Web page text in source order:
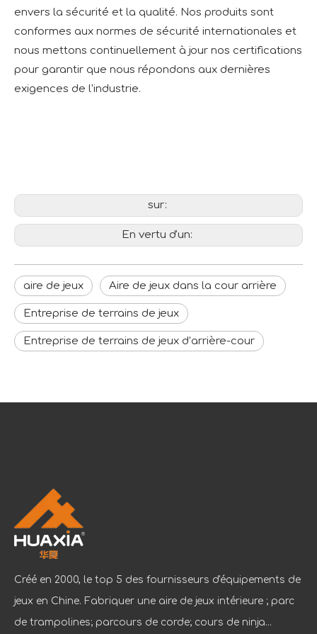
envers la sécurité et la qualité. Nos produits sont
conformes aux normes de sécurité internationales et
nous mettons continuellement à jour nos certifications
pour garantir que nous répondons aux dernières
exigences de l'industrie.
sur:
En vertu d'un:
aire de jeux Aire de jeux dans la cour arrière
Entreprise de terrains de jeux
Entreprise de terrains de jeux d’arrière-cour
Créé en 2000, le top 5 des fournisseurs d'équipements de
jeux en Chine. Fabriquer une aire de jeux intérieure ; parc
de trampolines; parcours de corde; cours de ninja...